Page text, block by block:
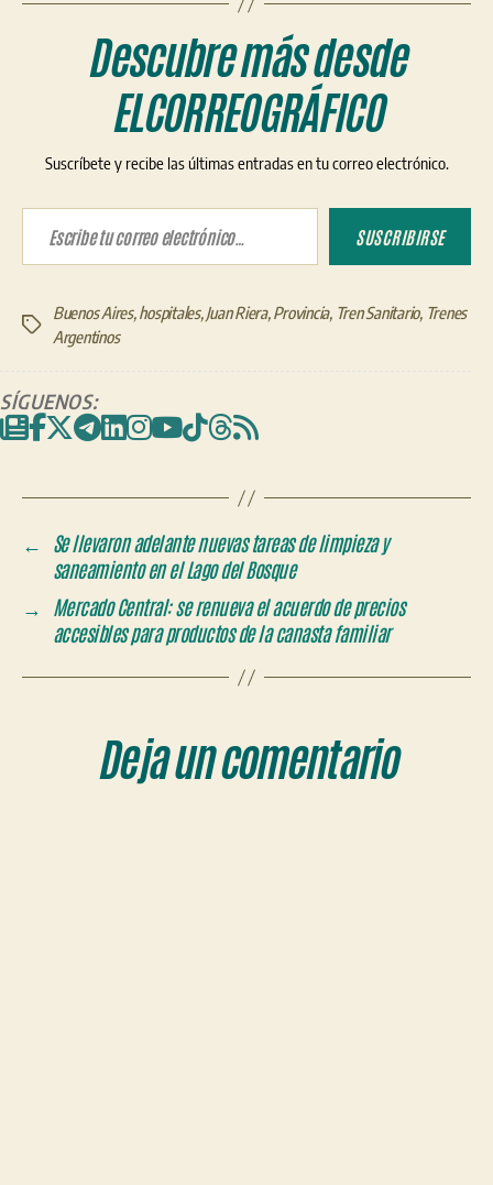
Descubre más desde
ELCORREOGRÁFICO
Suscríbete y recibe las últimas entradas en tu correo electrónico.
Escribe tu correo electrónico…
SUSCRIBIRSE
Etiquetas
Buenos Aires,hospitales,Juan Riera,Provincia, Tren Sanitario, Trenes
Argentinos
SÍGUENOS:
← Se llevaron adelante nuevas tareas de limpieza y
saneamiento en el Lago del Bosque
→ Mercado Central: se renueva el acuerdo de precios
accesibles para productos de la canasta familiar
Deja un comentario